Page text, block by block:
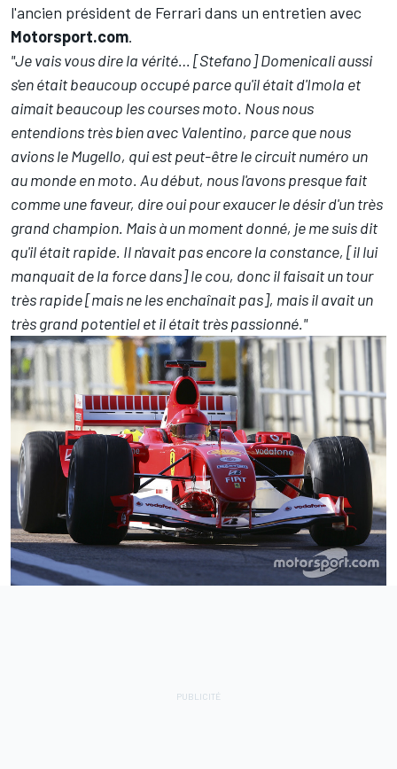
l'ancien président de Ferrari dans un entretien avec
Motorsport.com.
"Je vais vous dire la vérité… [Stefano] Domenicali aussi
s'en était beaucoup occupé parce qu'il était d'Imola et
aimait beaucoup les courses moto. Nous nous
entendions très bien avec Valentino, parce que nous
avions le Mugello, qui est peut-être le circuit numéro un
au monde en moto. Au début, nous l'avons presque fait
comme une faveur, dire oui pour exaucer le désir d'un très
grand champion. Mais à un moment donné, je me suis dit
qu'il était rapide. Il n'avait pas encore la constance, [il lui
manquait de la force dans] le cou, donc il faisait un tour
très rapide [mais ne les enchaînait pas], mais il avait un
très grand potentiel et il était très passionné."